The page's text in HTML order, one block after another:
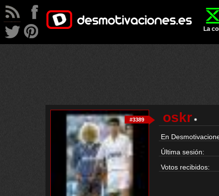
La
#3389 oskr
En
Última sesión:
Votos recibidos: